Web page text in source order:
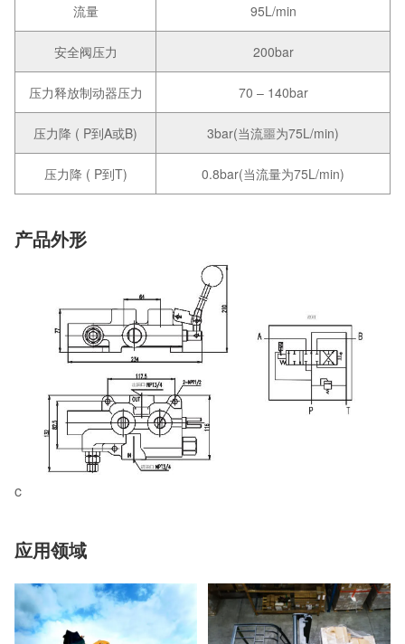
流量 95L/min
安全阀压力 200bar
压力释放制动器压力 70 – 140bar
压力降 ( P到A或B) 3bar(当流噩为75L/min)
压力降 ( P到T) 0.8bar(当流量为75L/min)
产品外形
c
应用领域